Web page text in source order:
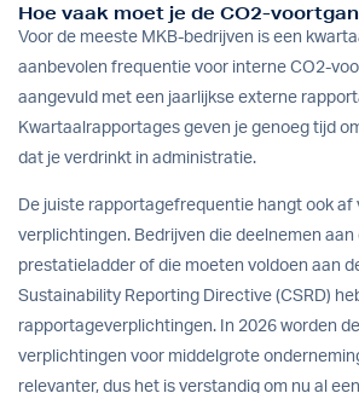
Hoe vaak moet je de CO2-
Voor de meeste MKB-bedrijven is een
aanbevolen frequentie voor interne CO2-
aangevuld met een jaarlijkse externe
Kwartaalrapportages geven je genoeg tijd
dat je verdrinkt in administratie.
De juiste rapportagefrequentie hangt ook af
verplichtingen. Bedrijven die deelnemen aan
prestatieladder of die moeten voldoen aan
Sustainability Reporting Directive (CSRD)
rapportageverplichtingen. In 2026 worden
verplichtingen voor middelgrote
relevanter, dus het is verstandig om nu al